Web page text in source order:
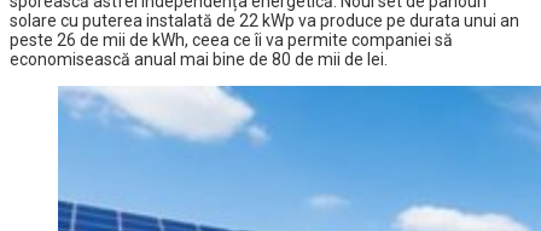
solare cu puterea instalată de 22 kWp va produce pe durata unui an
peste 26 de mii de kWh, ceea ce îi va permite companiei să
economisească anual mai bine de 80 de mii de lei.